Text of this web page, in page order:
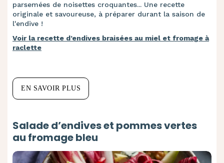
parsemées de noisettes croquantes... Une recette
originale et savoureuse, à préparer durant la saison de
l'endive !
Voir la recette d’endives braisées au miel et fromage à
raclette
EN SAVOIR PLUS
Salade d’endives et pommes vertes
au fromage bleu